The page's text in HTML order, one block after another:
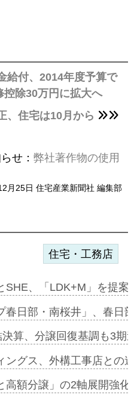
給付、2014年度予算で
除30万円に拡大へ
、住宅は10月から
せ： 弊社著作物の使用
月25日 住宅産業新聞社 編集部
住宅・工務店
SHE、「LDK+M」を提
春日部・南桜井」、春
算、分譲回復基調も3
ングス、外構工事店と
高額分譲」の2軸展開強